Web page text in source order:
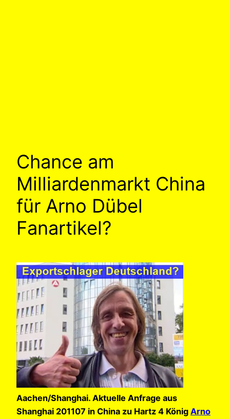
Chance am
Milliardenmarkt China
für Arno Dübel
Fanartikel?
Aachen/Shanghai. Aktuelle Anfrage aus
Shanghai 201107 in China zu Hartz 4 König Arno